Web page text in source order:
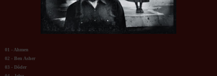
01 - Ahmen
02 - Ben Asher
03 - Dôder